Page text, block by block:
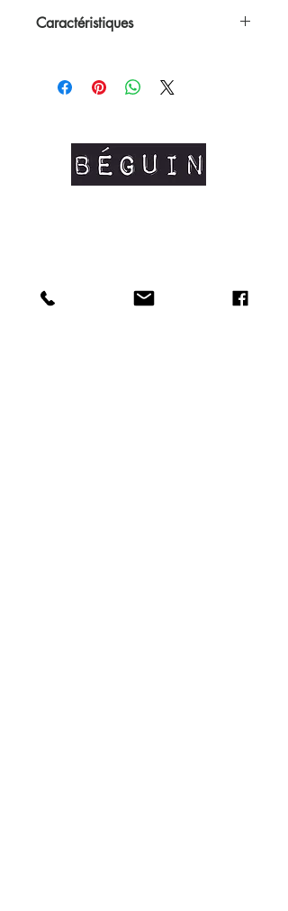
mais nous recommandons néanmoins un
Caractéristiques
Unisex (convient aux femmes et aux
hommes)
organique certifié OCS #coton bio
Manches courtes
Coutures latérales
Doux au toucher et matière résistante.